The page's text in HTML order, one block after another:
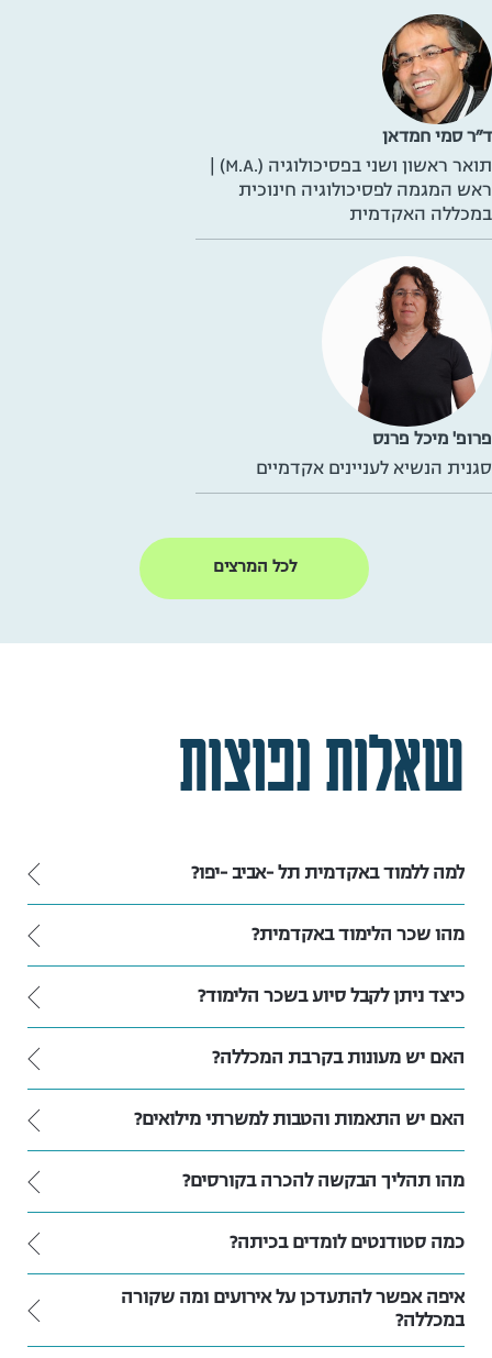
ד״ר סמי חמדאן
תואר ראשון ושני בפסיכולוגיה (.M.A) |
ראש המגמה לפסיכולוגיה חינוכית
במכללה האקדמית
פרופ' מיכל פרנס
סגנית הנשיא לעניינים אקדמיים
לכל המרצים
שאלות נפוצות
למה ללמוד באקדמית תל -אביב -יפו?
מהו שכר הלימוד באקדמית?
כיצד ניתן לקבל סיוע בשכר הלימוד?
האם יש מעונות בקרבת המכללה?
האם יש התאמות והטבות למשרתי מילואים?
מהו תהליך הבקשה להכרה בקורסים?
כמה סטודנטים לומדים בכיתה?
איפה אפשר להתעדכן על אירועים ומה שקורה
במכללה?